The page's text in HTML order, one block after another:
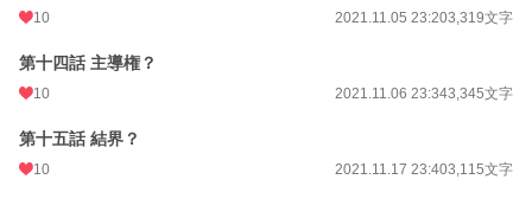
10 2021.11.05 23:203,319文字
第十四話 主導権？
10 2021.11.06 23:343,345文字
第十五話 結界？
10 2021.11.17 23:403,115文字